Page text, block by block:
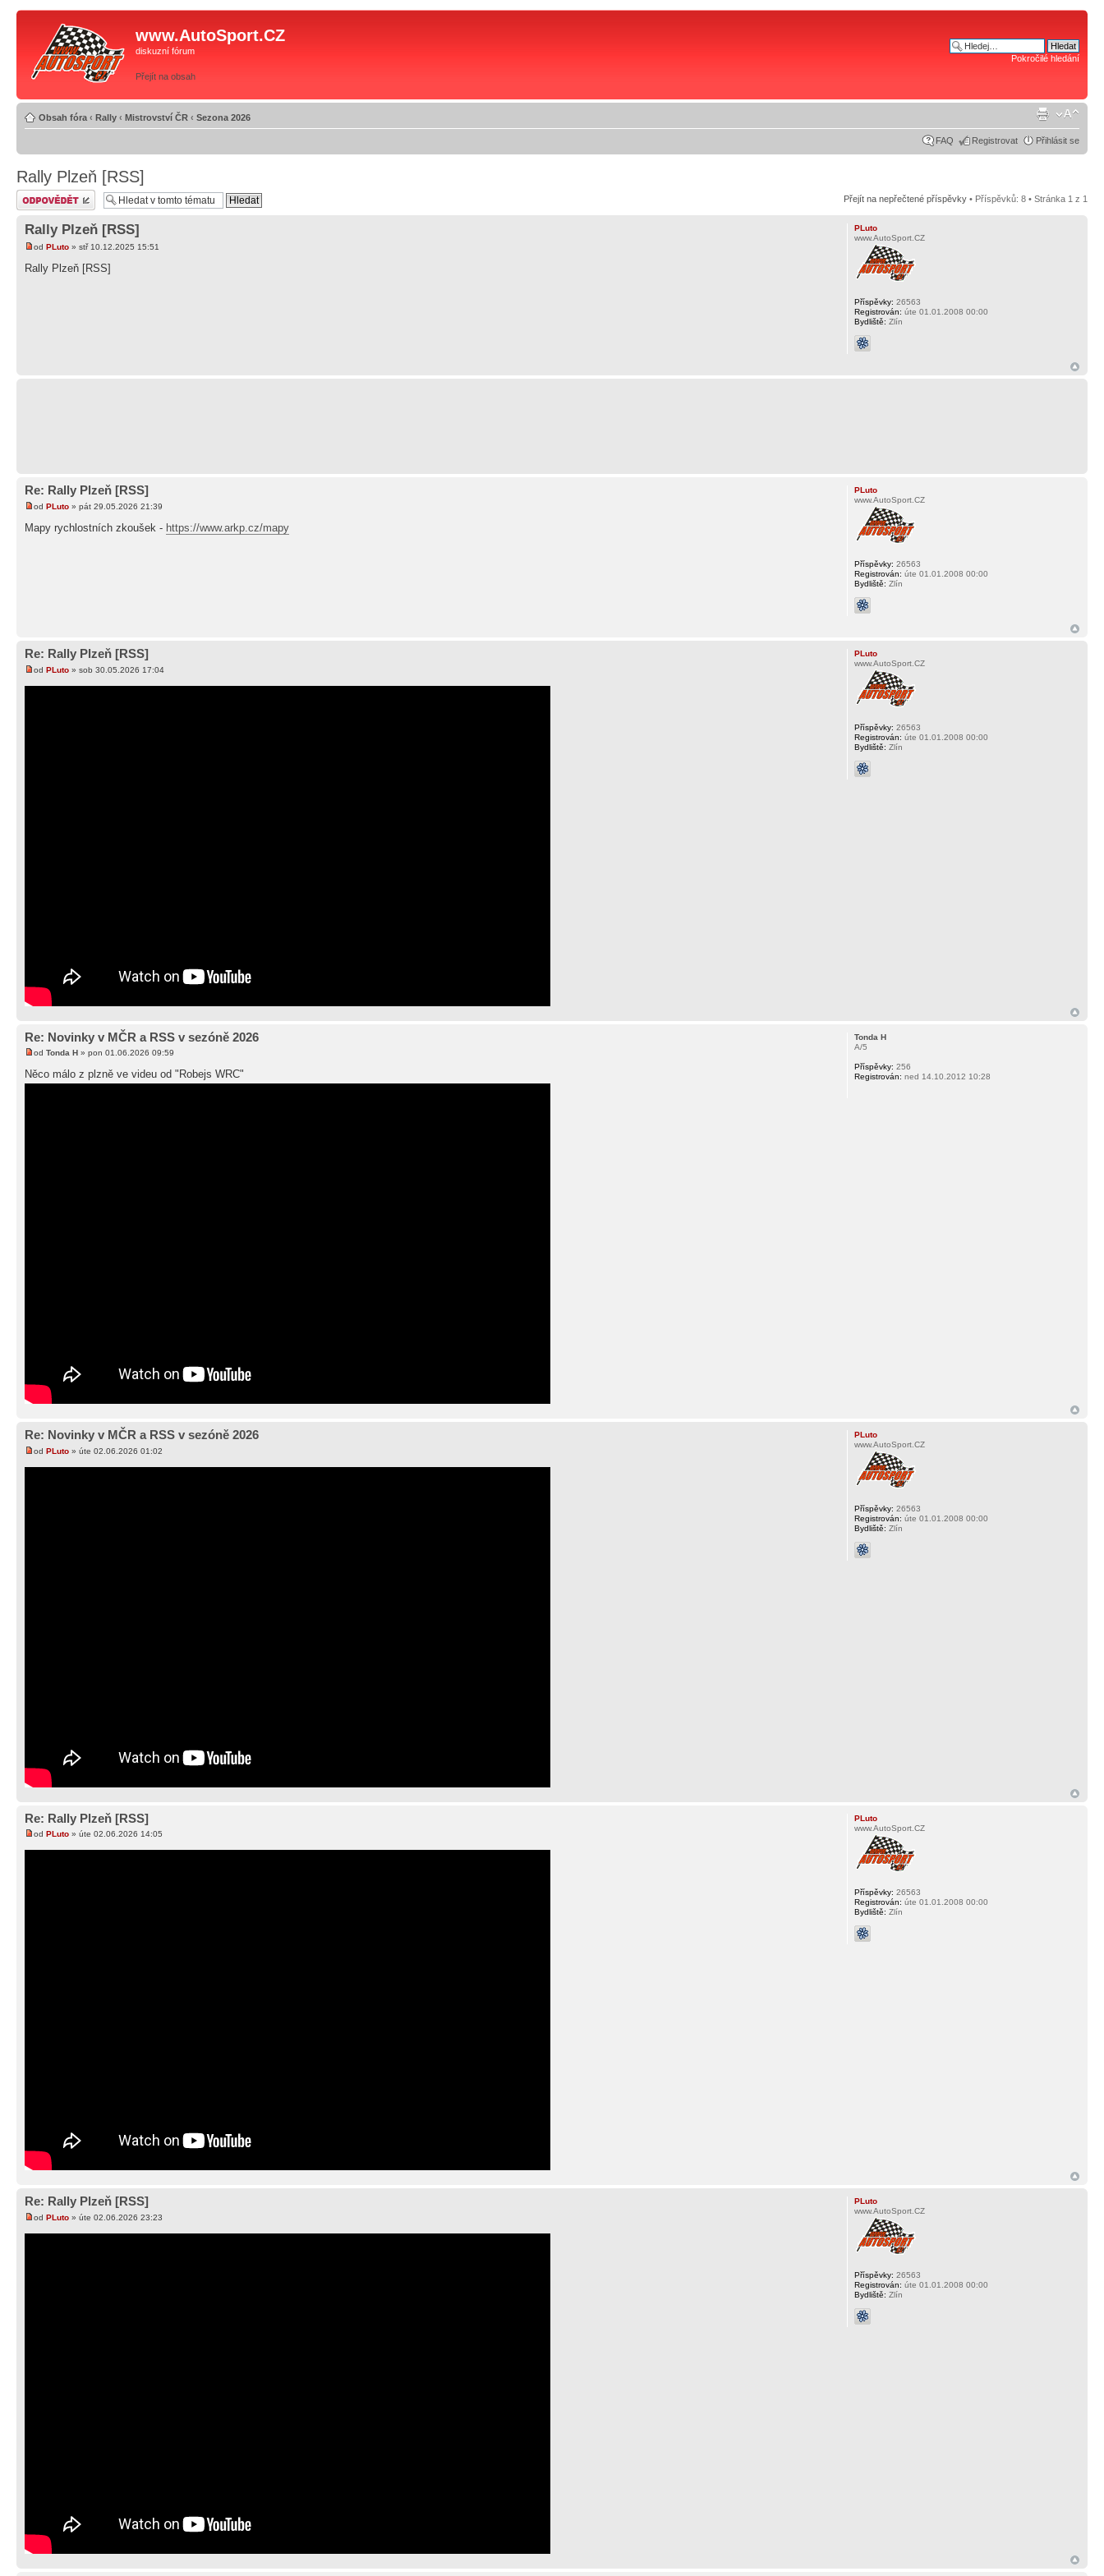
www.AutoSport.CZ
diskuzní fórum
Přejít na obsah
Pokročilé hledání
Obsah fóra ‹ Rally ‹ Mistrovství ČR ‹ Sezona 2026
FAQ Registrovat Přihlásit se
Rally Plzeň [RSS]
Odeslat odpověď Přejít na nepřečtené příspěvky • Příspěvků: 8 • Stránka 1 z 1
Rally Plzeň [RSS]
od PLuto » stř 10.12.2025 15:51
Rally Plzeň [RSS]
PLuto
www.AutoSport.CZ
Příspěvky: 26563
Registrován: úte 01.01.2008 00:00
Bydliště: Zlín
Re: Rally Plzeň [RSS]
od PLuto » pát 29.05.2026 21:39
Mapy rychlostních zkoušek - https://www.arkp.cz/mapy
PLuto
www.AutoSport.CZ
Příspěvky: 26563
Registrován: úte 01.01.2008 00:00
Bydliště: Zlín
Re: Rally Plzeň [RSS]
od PLuto » sob 30.05.2026 17:04
PLuto
www.AutoSport.CZ
Příspěvky: 26563
Registrován: úte 01.01.2008 00:00
Bydliště: Zlín
Re: Novinky v MČR a RSS v sezóně 2026
od Tonda H » pon 01.06.2026 09:59
Něco málo z plzně ve videu od "Robejs WRC"
Tonda H
A/5
Příspěvky: 256
Registrován: ned 14.10.2012 10:28
Re: Novinky v MČR a RSS v sezóně 2026
od PLuto » úte 02.06.2026 01:02
PLuto
www.AutoSport.CZ
Příspěvky: 26563
Registrován: úte 01.01.2008 00:00
Bydliště: Zlín
Re: Rally Plzeň [RSS]
od PLuto » úte 02.06.2026 14:05
PLuto
www.AutoSport.CZ
Příspěvky: 26563
Registrován: úte 01.01.2008 00:00
Bydliště: Zlín
Re: Rally Plzeň [RSS]
od PLuto » úte 02.06.2026 23:23
PLuto
www.AutoSport.CZ
Příspěvky: 26563
Registrován: úte 01.01.2008 00:00
Bydliště: Zlín